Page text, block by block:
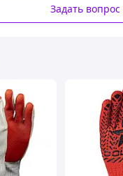
автосервис;
и труб;
(маркировка –
Ваше внимание
в зависимости
находиться не
Задать вопрос